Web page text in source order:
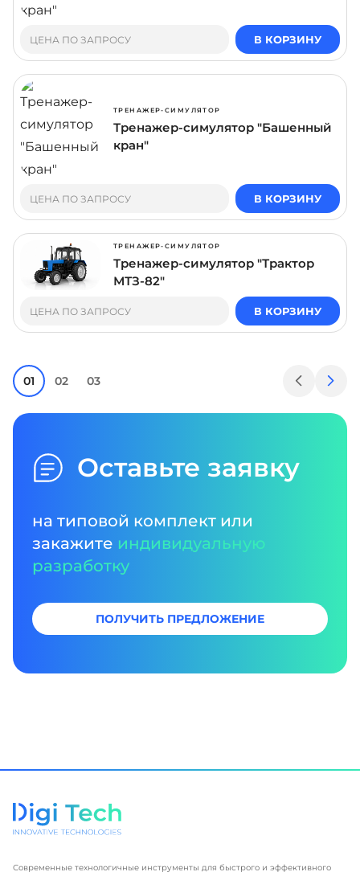
ЦЕНА ПО ЗАПРОСУ В КОРЗИНУ
ТРЕНАЖЕР-СИМУЛЯТОР
Тренажер-симулятор "Башенный
кран"
ЦЕНА ПО ЗАПРОСУ В КОРЗИНУ
ТРЕНАЖЕР-СИМУЛЯТОР
Тренажер-симулятор "Трактор
МТЗ-82"
ЦЕНА ПО ЗАПРОСУ В КОРЗИНУ
01 02 03
Оставьте заявку
на типовой комплект или
закажите индивидуальную
разработку
ПОЛУЧИТЬ ПРЕДЛОЖЕНИЕ
Современные технологичные инструменты для быстрого и эффективного